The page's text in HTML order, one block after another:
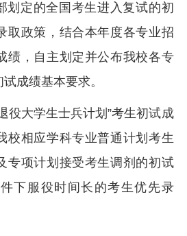
划定的全国考生进入复试的初
取政策，结合本年度各专业招
绩，自主划定并公布我校各专
成绩基本要求。
役大学生士兵计划”考生初试成
校相应学科专业普通计划考生
专项计划接受考生调剂的初试
下服役时间长的考生优先录